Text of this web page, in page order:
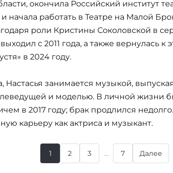
окончила Российский институт
и начала работать в Театре на Малой
роли Кристины Соколовской в
с 2011 года, а также вернулась к
в 2024 году.
Настасья занимается музыкой,
и моделью. В личной жизни
в 2017 году; брак продлился
карьеру как актриса и музыкант.
1 2 3 ... 7 Далее